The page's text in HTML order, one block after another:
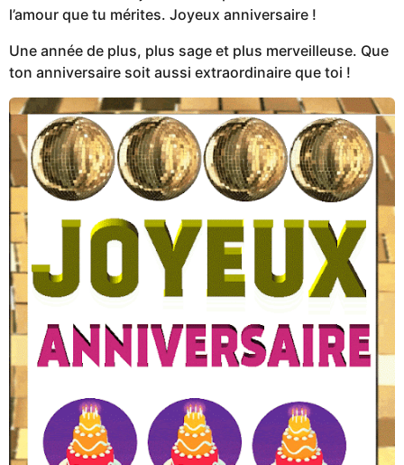
l’amour que tu mérites. Joyeux anniversaire !
Une année de plus, plus sage et plus merveilleuse. Que
ton anniversaire soit aussi extraordinaire que toi !